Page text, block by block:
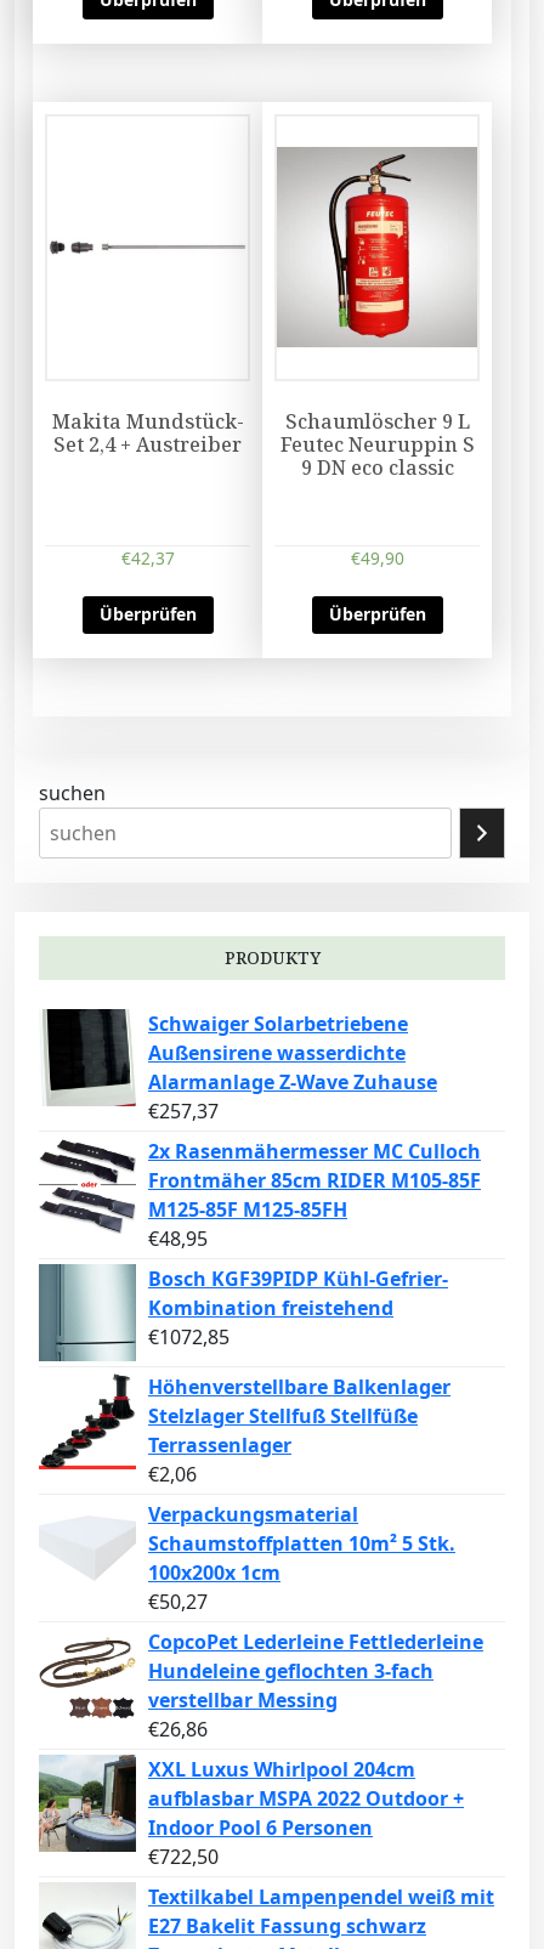
Makita Mundstück-
Set 2,4 + Austreiber
€42,37
Überprüfen
Schaumlöscher 9 L
Feutec Neuruppin S
9 DN eco classic
€49,90
Überprüfen
suchen
PRODUKTY
Schwaiger Solarbetriebene
Außensirene wasserdichte
Alarmanlage Z-Wave Zuhause
€257,37
2x Rasenmähermesser MC Culloch
Frontmäher 85cm RIDER M105-85F
M125-85F M125-85FH
€48,95
Bosch KGF39PIDP Kühl-Gefrier-
Kombination freistehend
€1072,85
Höhenverstellbare Balkenlager
Stelzlager Stellfuß Stellfüße
Terrassenlager
€2,06
Verpackungsmaterial
Schaumstoffplatten 10m² 5 Stk.
100x200x 1cm
€50,27
CopcoPet Lederleine Fettlederleine
Hundeleine geflochten 3-fach
verstellbar Messing
€26,86
XXL Luxus Whirlpool 204cm
aufblasbar MSPA 2022 Outdoor +
Indoor Pool 6 Personen
€722,50
Textilkabel Lampenpendel weiß mit
E27 Bakelit Fassung schwarz